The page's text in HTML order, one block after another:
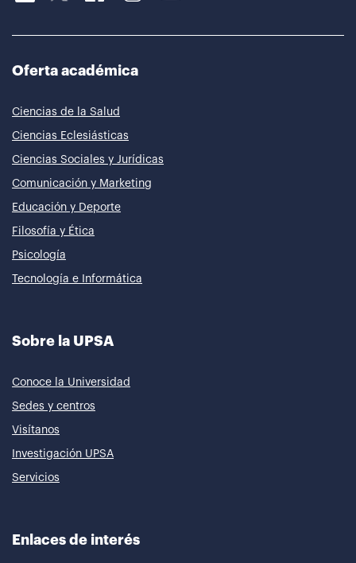
Oferta académica
Ciencias de la Salud
Ciencias Eclesiásticas
Ciencias Sociales y Jurídicas
Comunicación y Marketing
Educación y Deporte
Filosofía y Ética
Psicología
Tecnología e Informática
Sobre la UPSA
Conoce la Universidad
Sedes y centros
Visítanos
Investigación UPSA
Servicios
Enlaces de interés